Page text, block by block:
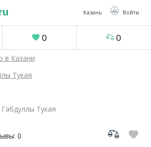
Казань Войти
0 0
в Казани
Тукая
Тукая
0